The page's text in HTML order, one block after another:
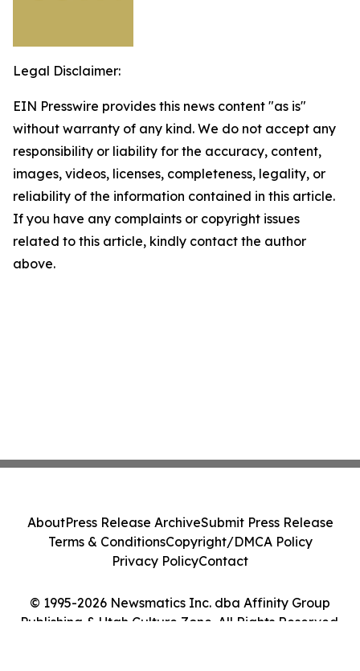
Legal Disclaimer:
EIN Presswire provides this news content "as is"
without warranty of any kind. We do not accept any
responsibility or liability for the accuracy, content,
images, videos, licenses, completeness, legality, or
reliability of the information contained in this article.
If you have any complaints or copyright issues
related to this article, kindly contact the author
above.
© 1995-2026 Newsmatics Inc. dba Affinity Group
Publishing & Utah Culture Zone. All Rights Reserved.
AboutPress Release ArchiveSubmit Press Release
Terms & ConditionsCopyright/DMCA Policy
Privacy PolicyContact